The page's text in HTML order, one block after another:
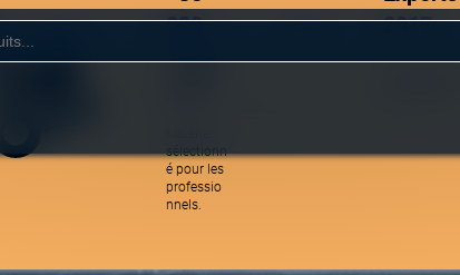
000
référe
sélectionn
é pour les
professio
nnels.
2017